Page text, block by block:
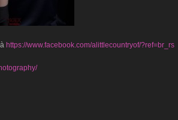
https://www.facebook.com/alittlecountryof/?ref=br_rs